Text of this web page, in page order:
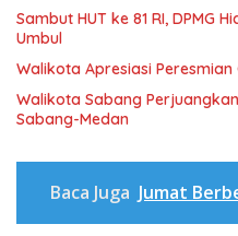
Sambut HUT ke 81 RI, DPMG
Umbul
Walikota Apresiasi
Walikota Sabang
Sabang-Medan
Baca Juga Jumat